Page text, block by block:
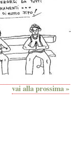
vai alla prossima »